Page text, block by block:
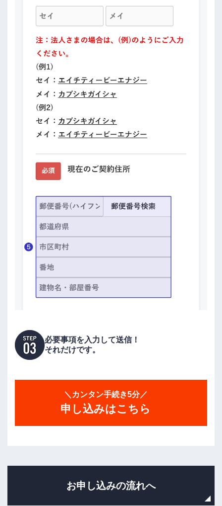
必要事項を入力して送信！
それだけです。
＼カンタン手続き5分／
申し込みはこちら
お申し込みの流れへ